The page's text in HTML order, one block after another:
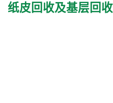
纸皮回收及基层回